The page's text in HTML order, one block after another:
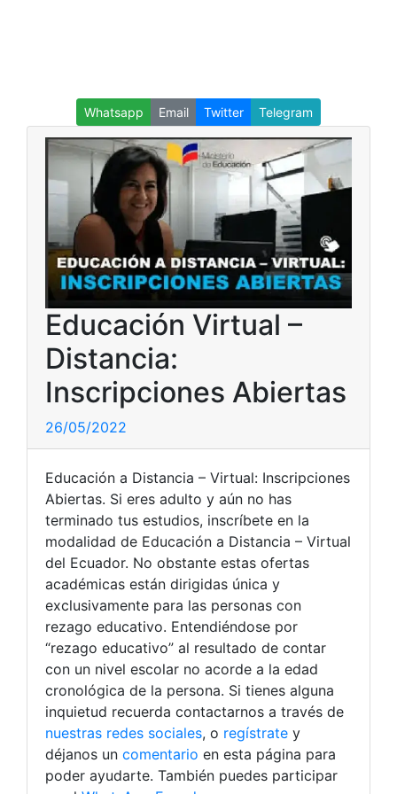
Whatsapp Email Twitter Telegram
Educación Virtual –
Distancia:
Inscripciones Abiertas
26/05/2022
Educación a Distancia – Virtual: Inscripciones
Abiertas. Si eres adulto y aún no has
terminado tus estudios, inscríbete en la
modalidad de Educación a Distancia – Virtual
del Ecuador. No obstante estas ofertas
académicas están dirigidas única y
exclusivamente para las personas con
rezago educativo. Entendiéndose por
“rezago educativo” al resultado de contar
con un nivel escolar no acorde a la edad
cronológica de la persona. Si tienes alguna
inquietud recuerda contactarnos a través de
nuestras redes sociales, o regístrate y
déjanos un comentario en esta página para
poder ayudarte. También puedes participar